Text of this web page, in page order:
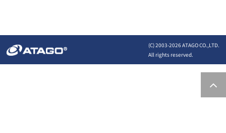
(C) 2003-2026 ATAGO CO.,LTD.
All rights reserved.